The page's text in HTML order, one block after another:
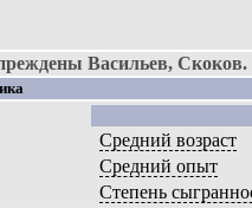
Васильев, Скоков.
Средний возраст
Средний опыт
Степень